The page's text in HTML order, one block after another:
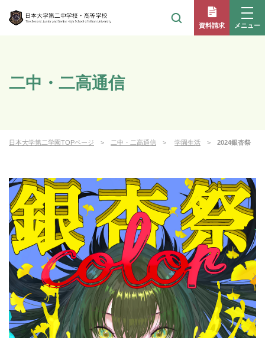
資料請求 メニュー
二中・二高通信
日本大学第二学園TOPページ 二中・二高通信 学園生活 2024銀杏祭